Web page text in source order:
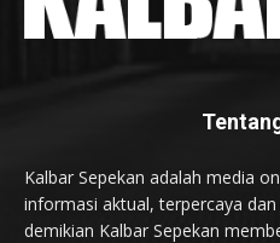
Kalbar Sepekan adalah media
informasi aktual, terpercaya
demikian Kalbar Sepekan